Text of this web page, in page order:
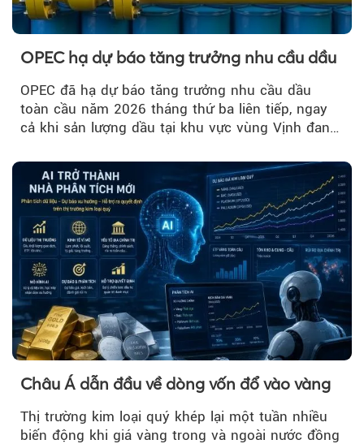
OPEC hạ dự báo tăng trưởng nhu cầu dầu
OPEC đã hạ dự báo tăng trưởng nhu cầu dầu
toàn cầu năm 2026 tháng thứ ba liên tiếp, ngay
cả khi sản lượng dầu tại khu vực vùng Vịnh đang
Châu Á dẫn đầu về dòng vốn đổ vào vàng
Thị trường kim loại quý khép lại một tuần nhiều
biến động khi giá vàng trong và ngoài nước đồng